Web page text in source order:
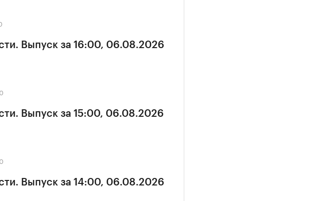
Выпуск за 16:00, 06.08.2026
Выпуск за 15:00, 06.08.2026
Выпуск за 14:00, 06.08.2026